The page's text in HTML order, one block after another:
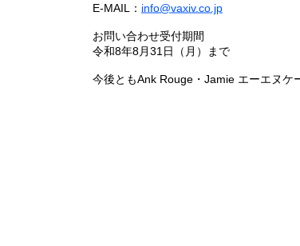
E-MAIL： info@vaxiv.co.jp
お問い合わせ受付期間
令和8年8月31日（月）まで
今後ともAnk Rouge・Jamie エーエヌケ